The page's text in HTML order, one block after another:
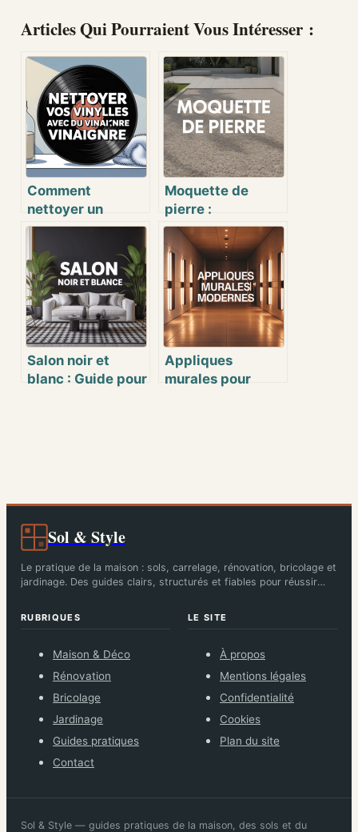
Articles Qui Pourraient Vous Intéresser :
Comment
nettoyer un
disque vinyle
avec du vinaigre
blanc
Moquette de
pierre :
avantages,
inconvénients et
points clés à
connaître
Salon noir et
blanc : Guide pour
Appliques
murales pour
Sol & Style
Le pratique de la maison : sols, carrelage, rénovation, bricolage et
jardinage. Des guides clairs, structurés et fiables pour réussir
RUBRIQUES
Maison & Déco
Rénovation
Bricolage
Jardinage
Guides pratiques
Contact
LE SITE
À propos
Mentions légales
Confidentialité
Cookies
Plan du site
Sol & Style — guides pratiques de la maison, des sols et du